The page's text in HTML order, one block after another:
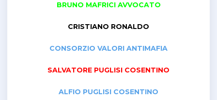
BRUNO MAFRICI AVVOCATO
CRISTIANO RONALDO
CONSORZIO VALORI ANTIMAFIA
SALVATORE PUGLISI COSENTINO
ALFIO PUGLISI COSENTINO